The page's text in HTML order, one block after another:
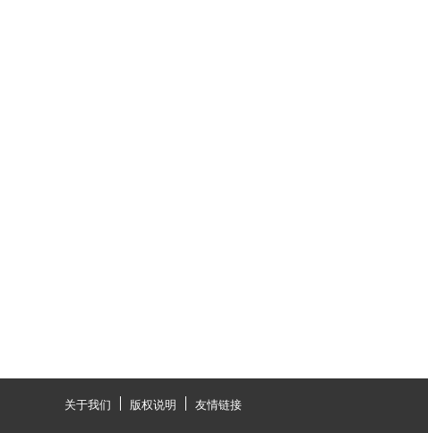
关于我们 版权说明 友情链接